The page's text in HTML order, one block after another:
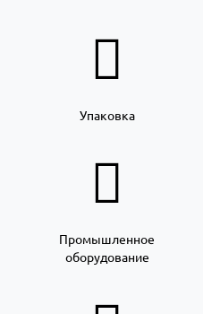
Упаковка
Промышленное
оборудование